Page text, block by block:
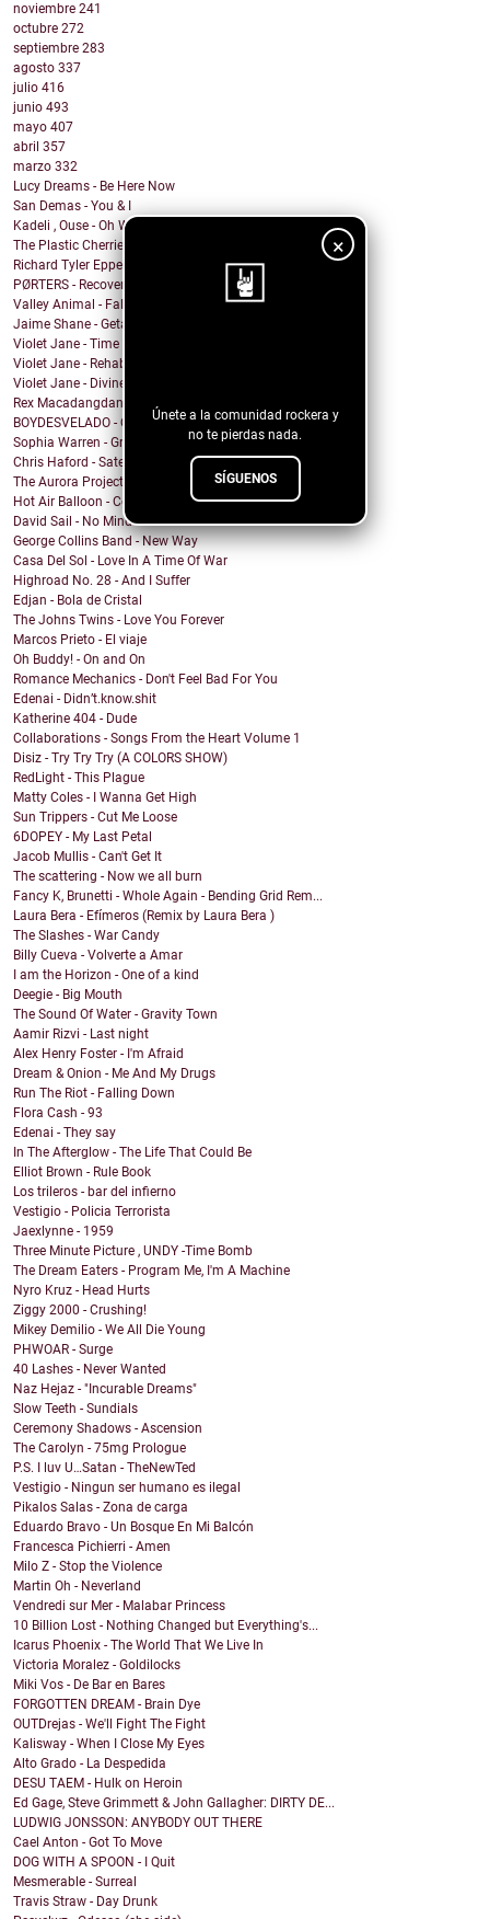
×
Únete a la comunidad rockera y
no te pierdas nada.
SÍGUENOS
noviembre 241
octubre 272
septiembre 283
agosto 337
julio 416
junio 493
mayo 407
abril 357
marzo 332
Lucy Dreams - Be Here Now
San Demas - You & I
Kadeli , Ouse - Oh Well
The Plastic Cherries - Twister
Richard Tyler Epperson - Like Everything Else
PØRTERS - Recover
Valley Animal - Fallout
Jaime Shane - Getaway Car (Taylor Swift Cover)
Violet Jane - Time of Our Lives
Violet Jane - Rehabilitation
Violet Jane - Divine
Rex Macadangdang - Melody
BOYDESVELADO - QEPD David Lynch
Sophia Warren - Grin
Chris Haford - Satellite Angel
The Aurora Project - Slave City
Hot Air Balloon - Come This Far
David Sail - No Mind Fire
George Collins Band - New Way
Casa Del Sol - Love In A Time Of War
Highroad No. 28 - And I Suffer
Edjan - Bola de Cristal
The Johns Twins - Love You Forever
Marcos Prieto - El viaje
Oh Buddy! - On and On
Romance Mechanics - Don't Feel Bad For You
Edenai - Didn’t.know.shit
Katherine 404 - Dude
Collaborations - Songs From the Heart Volume 1
Disiz - Try Try Try (A COLORS SHOW)
RedLight - This Plague
Matty Coles - I Wanna Get High
Sun Trippers - Cut Me Loose
6DOPEY - My Last Petal
Jacob Mullis - Can't Get It
The scattering - Now we all burn
Fancy K, Brunetti - Whole Again - Bending Grid Rem...
Laura Bera - Efímeros (Remix by Laura Bera )
The Slashes - War Candy
Billy Cueva - Volverte a Amar
I am the Horizon - One of a kind
Deegie - Big Mouth
The Sound Of Water - Gravity Town
Aamir Rizvi - Last night
Alex Henry Foster - I'm Afraid
Dream & Onion - Me And My Drugs
Run The Riot - Falling Down
Flora Cash - 93
Edenai - They say
In The Afterglow - The Life That Could Be
Elliot Brown - Rule Book
Los trileros - bar del infierno
Vestigio - Policia Terrorista
Jaexlynne - 1959
Three Minute Picture , UNDY -Time Bomb
The Dream Eaters - Program Me, I'm A Machine
Nyro Kruz - Head Hurts
Ziggy 2000 - Crushing!
Mikey Demilio - We All Die Young
PHWOAR - Surge
40 Lashes - Never Wanted
Naz Hejaz - "Incurable Dreams"
Slow Teeth - Sundials
Ceremony Shadows - Ascension
The Carolyn - 75mg Prologue
P.S. I luv U…Satan - TheNewTed
Vestigio - Ningun ser humano es ilegal
Pikalos Salas - Zona de carga
Eduardo Bravo - Un Bosque En Mi Balcón
Francesca Pichierri - Amen
Milo Z - Stop the Violence
Martin Oh - Neverland
Vendredi sur Mer - Malabar Princess
10 Billion Lost - Nothing Changed but Everything's...
Icarus Phoenix - The World That We Live In
Victoria Moralez - Goldilocks
Miki Vos - De Bar en Bares
FORGOTTEN DREAM - Brain Dye
OUTDrejas - We'll Fight The Fight
Kalisway - When I Close My Eyes
Alto Grado - La Despedida
DESU TAEM - Hulk on Heroin
Ed Gage, Steve Grimmett & John Gallagher: DIRTY DE...
LUDWIG JONSSON: ANYBODY OUT THERE
Cael Anton - Got To Move
DOG WITH A SPOON - I Quit
Mesmerable - Surreal
Travis Straw - Day Drunk